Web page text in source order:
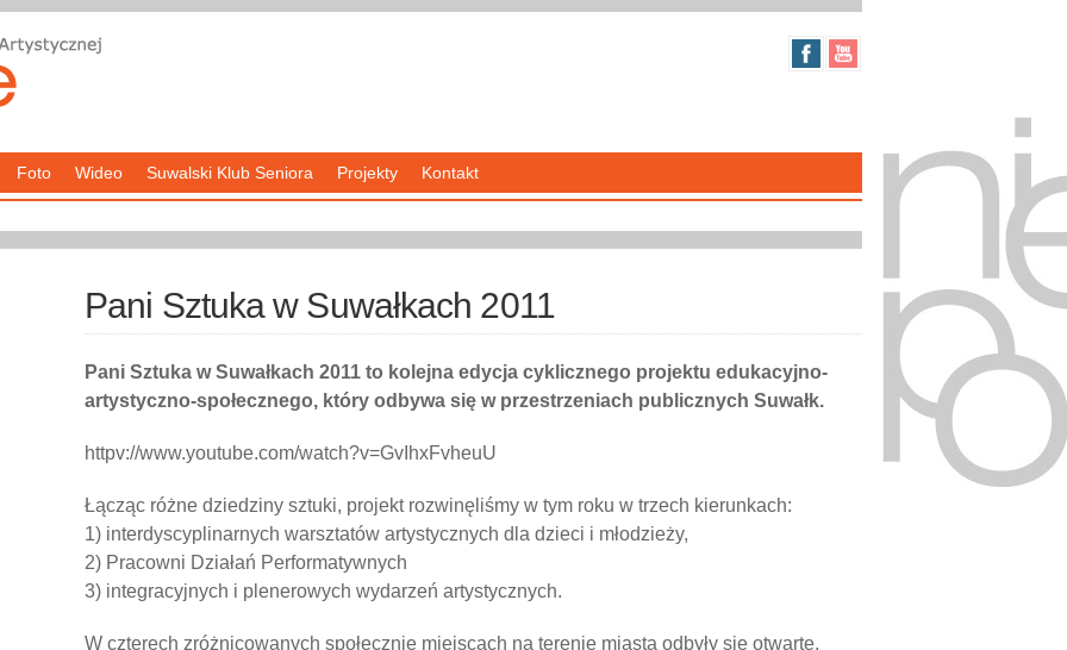
Foto Wideo Suwalski Klub Seniora Projekty Kontakt
Pani Sztuka w Suwałkach 2011
Pani Sztuka w Suwałkach 2011 to kolejna edycja cyklicznego projektu edukacyjno-
artystyczno-społecznego, który odbywa się w przestrzeniach publicznych Suwałk.
httpv://www.youtube.com/watch?v=GvIhxFvheuU
Łącząc różne dziedziny sztuki, projekt rozwinęliśmy w tym roku w trzech kierunkach:
1) interdyscyplinarnych warsztatów artystycznych dla dzieci i młodzieży,
2) Pracowni Działań Performatywnych
3) integracyjnych i plenerowych wydarzeń artystycznych.
W czterech zróżnicowanych społecznie miejscach na terenie miasta odbyły się otwarte,